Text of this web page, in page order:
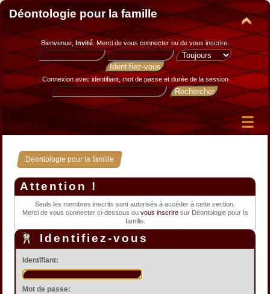
Déontologie pour la famille
Bienvenue, Invité. Merci devous connecter ou de vous inscrire.
Connexion avec identifiant, mot de passe et durée de la session
Déontologie pour la famille
Attention !
Seuls les membres inscrits sont autorisés à accéder à cette section.
Merci de vous connecter ci-dessous ou vous inscrire sur Déontologie pour la
famille.
Identifiez-vous
Identifiant:
Mot de passe: